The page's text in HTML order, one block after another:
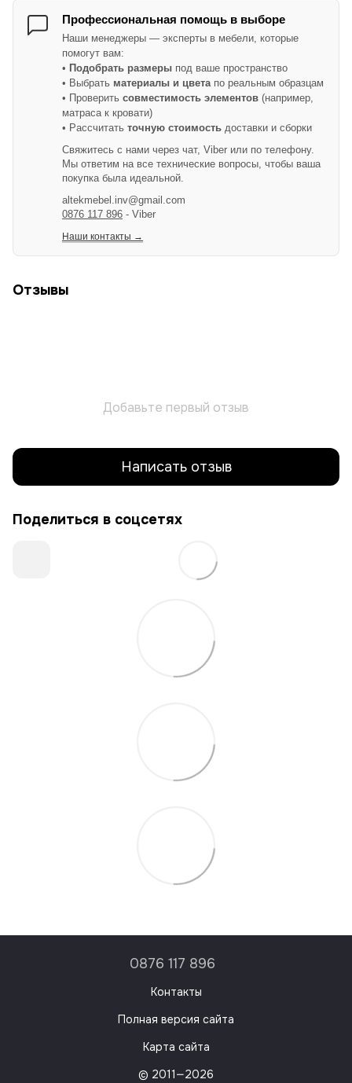
Профессиональная помощь в выборе
Наши менеджеры — эксперты в мебели, которые
помогут вам:
• Подобрать размеры под ваше пространство
• Выбрать материалы и цветапо реальным образцам
• Проверить совместимость элементов (например,
матраса к кровати)
• Рассчитать точную стоимость доставки и сборки
Свяжитесь с нами через чат, Viber или по телефону.
Мы ответим на все технические вопросы, чтобы ваша
покупка была идеальной.
altekmebel.inv@gmail.com
0876 117 896 - Viber
Наши контакты →
Отзывы
Добавьте первый отзыв
Написать отзыв
Поделиться в соцсетях
0876 117 896
Контакты
Полная версия сайта
Карта сайта
© 2011—2026